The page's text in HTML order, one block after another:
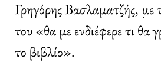
Γρηγόρης Βασλαματζής, με
του «θα με ενδιέφερε τι θα
το βιβλίο».